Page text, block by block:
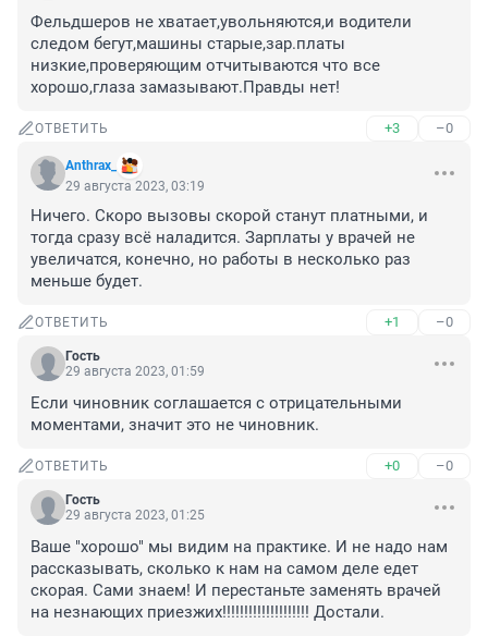
Фельдшеров не хватает,увольняются,и водители
следом бегут,машины старые,зар.платы
низкие,проверяющим отчитываются что все
хорошо,глаза замазывают.Правды нет!
ОТВЕТИТЬ +3 –0
Anthrax_
29 августа 2023, 03:19
Ничего. Скоро вызовы скорой станут платными, и
тогда сразу всё наладится. Зарплаты у врачей не
увеличатся, конечно, но работы в несколько раз
меньше будет.
ОТВЕТИТЬ +1 –0
Гость
29 августа 2023, 01:59
Если чиновник соглашается с отрицательными
моментами, значит это не чиновник.
ОТВЕТИТЬ +0 –0
Гость
29 августа 2023, 01:25
Ваше "хорошо" мы видим на практике. И не надо нам
рассказывать, сколько к нам на самом деле едет
скорая. Сами знаем! И перестаньте заменять врачей
на незнающих приезжих!!!!!!!!!!!!!!!!!!!! Достали.